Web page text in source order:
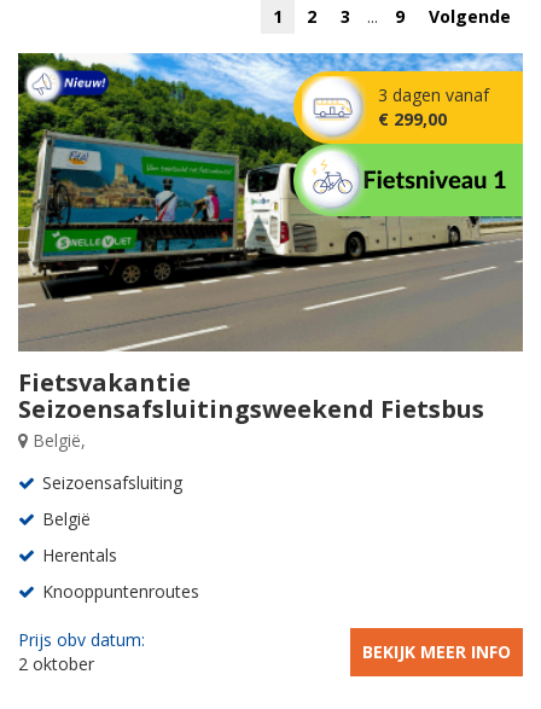
1 2 3 ... 9 Volgende
Fietsvakantie
Seizoensafsluitingsweekend Fietsbus
België,
Seizoensafsluiting
België
Herentals
Knooppuntenroutes
Prijs obv datum:
2 oktober
BEKIJK MEER INFO
3 dagen vanaf
€ 299,00